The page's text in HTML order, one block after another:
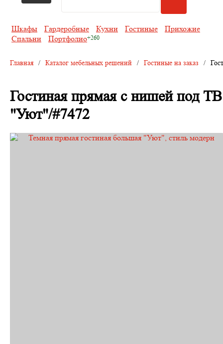
Шкафы Гардеробные Кухни Гостиные
Прихожие
Спальни
Портфолио
Главная / Каталог мебельных решений / Гостиные на заказ /
Гостиная прямая с нишей под ТВ
"Уют"/#7472